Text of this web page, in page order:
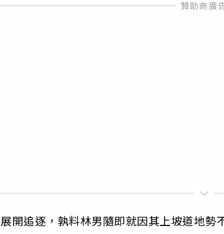
開追逐，孰料林男隨即就因其上坡道地